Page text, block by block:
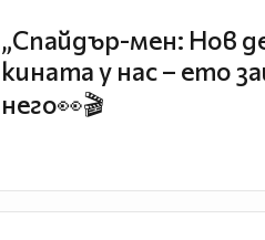
„Спайдър-мен: Нов
кината у нас – ето
него👀🎬